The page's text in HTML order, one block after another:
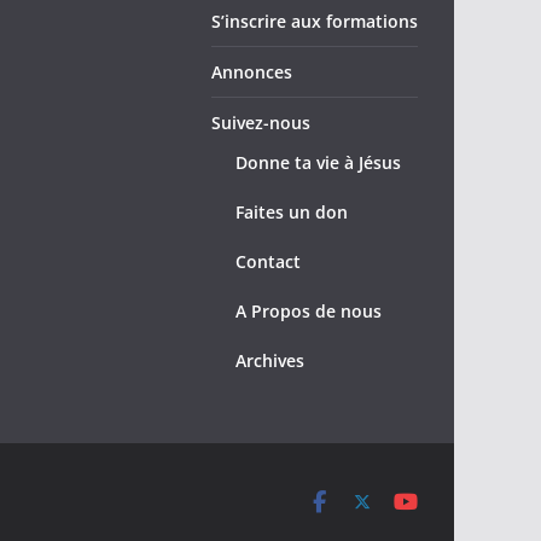
S’inscrire aux formations
Annonces
Suivez-nous
Donne ta vie à Jésus
Faites un don
Contact
A Propos de nous
Archives